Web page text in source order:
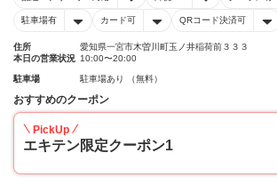
駐車場有 カード可 QRコード決済可
住所
愛知県一宮市木曽川町玉ノ井稲荷前３３３
本日の営業状況 10:00〜20:00
駐車場 駐車場あり （無料）
おすすめのクーポン
PickUp
エキテン限定クーポン1